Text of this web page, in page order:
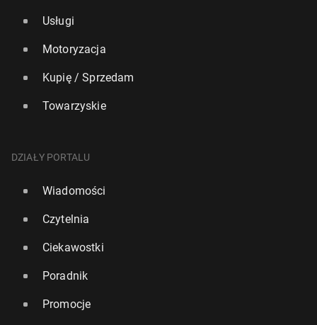
Usługi
Motoryzacja
Kupię / Sprzedam
Towarzyskie
DZIAŁY PORTALU
Wiadomości
Czytelnia
Ciekawostki
Poradnik
Promocje